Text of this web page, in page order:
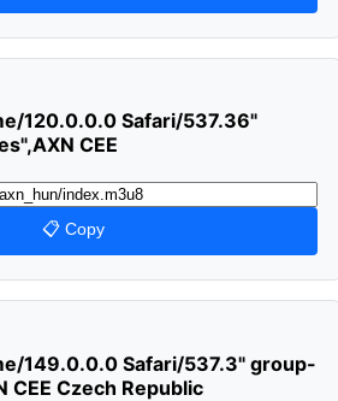
120.0.0.0 Safari/537.36"
CEE
📋 Copy
149.0.0.0 Safari/537.3" group-
CEE Czech Republic